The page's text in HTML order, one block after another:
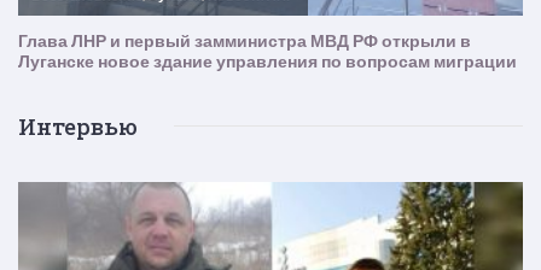
Интервью